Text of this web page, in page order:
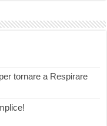
tornare a Respirare